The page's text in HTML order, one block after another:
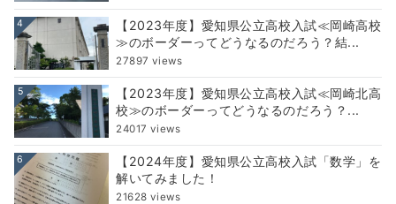
4
【2023年度】愛知県公立高校入試≪岡崎高校
≫のボーダーってどうなるのだろう？結...
27897 views
5
【2023年度】愛知県公立高校入試≪岡崎北高
校≫のボーダーってどうなるのだろう？...
24017 views
6
【2024年度】愛知県公立高校入試「数学」を
解いてみました！
21628 views